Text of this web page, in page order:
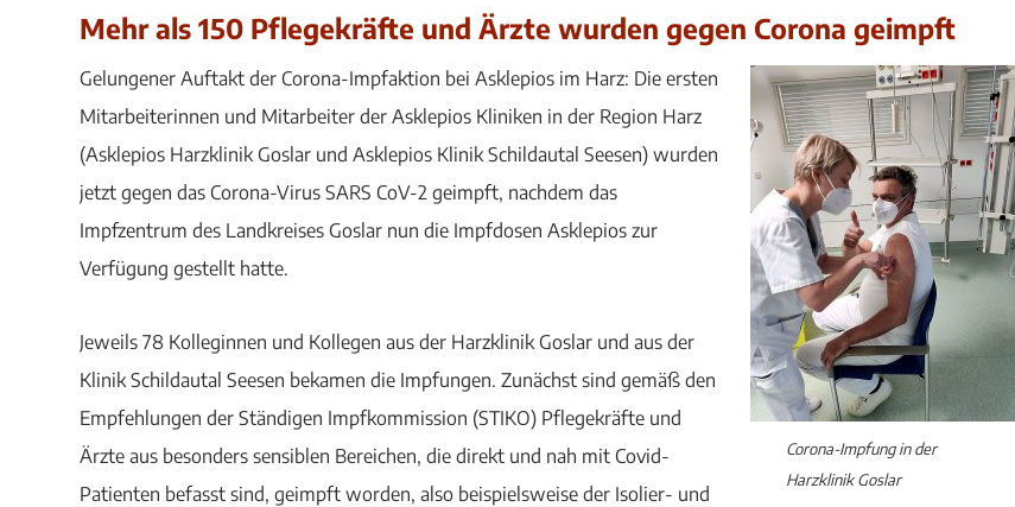
Mehr als 150 Pflegekräfte und Ärzte wurden gegen Corona geimpft
Corona-Impfung in der
Harzklinik Goslar
Gelungener Auftakt der Corona-Impfaktion bei Asklepios im Harz: Die ersten
Mitarbeiterinnen und Mitarbeiter der Asklepios Kliniken in der Region Harz
(Asklepios Harzklinik Goslar und Asklepios Klinik Schildautal Seesen) wurden
jetzt gegen das Corona-Virus SARS CoV-2 geimpft, nachdem das
Impfzentrum des Landkreises Goslar nun die Impfdosen Asklepios zur
Verfügung gestellt hatte.
Jeweils 78 Kolleginnen und Kollegen aus der Harzklinik Goslar und aus der
Klinik Schildautal Seesen bekamen die Impfungen. Zunächst sind gemäß den
Empfehlungen der Ständigen Impfkommission (STIKO) Pflegekräfte und
Ärzte aus besonders sensiblen Bereichen, die direkt und nah mit Covid-
Patienten befasst sind, geimpft worden, also beispielsweise der Isolier- und